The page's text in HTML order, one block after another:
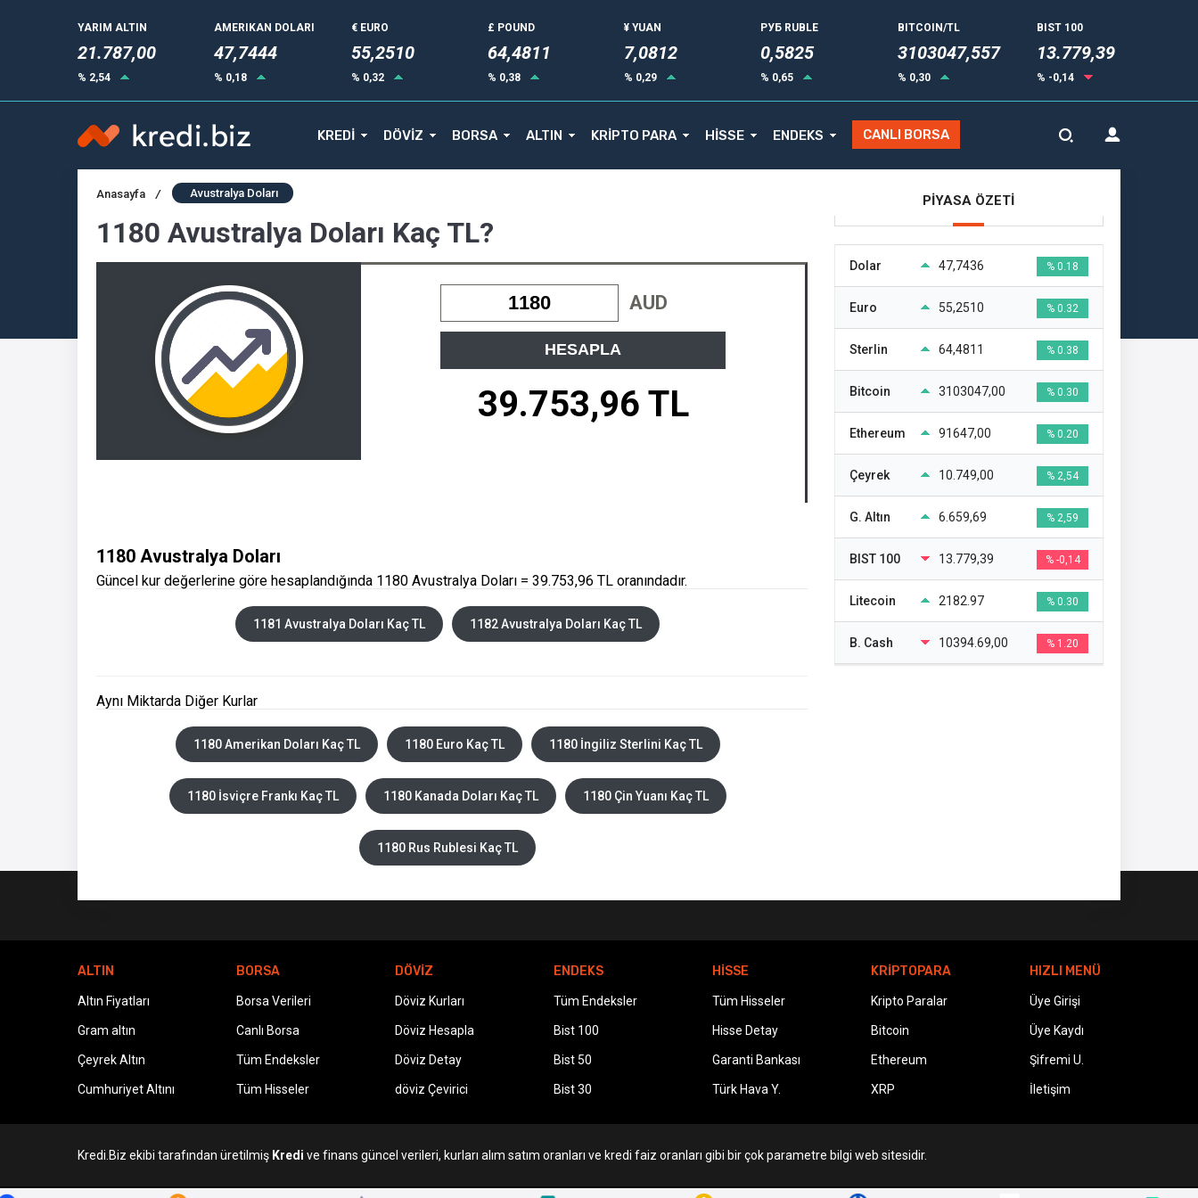
YARIM ALTIN
21.787,00
% 2,54
AMERIKAN DOLARI
47,7444
% 0,18
€ EURO
55,2510
% 0,32
£ POUND
64,4811
% 0,38
¥ YUAN
7,0812
% 0,29
РУБ RUBLE
0,5825
% 0,65
BITCOIN/TL
3103047,557
% 0,30
BIST 100
13.779,39
% -0,14
KREDİ DÖVİZ BORSA ALTIN KRİPTO PARA HİSSE ENDEKS CANLI BORSA
Anasayfa / Avustralya Doları
1180 Avustralya Doları Kaç TL?
AUD
HESAPLA
39.753,96 TL
1180 Avustralya Doları
Güncel kur değerlerine göre hesaplandığında 1180 Avustralya Doları = 39.753,96 TL oranındadır.
1181 Avustralya Doları Kaç TL 1182 Avustralya Doları Kaç TL
Aynı Miktarda Diğer Kurlar
1180 Amerikan Doları Kaç TL 1180 Euro Kaç TL 1180 İngiliz Sterlini Kaç TL
1180 İsviçre Frankı Kaç TL 1180 Kanada Doları Kaç TL 1180 Çin Yuanı Kaç TL
1180 Rus Rublesi Kaç TL
PİYASA ÖZETİ
Dolar 47,7436 % 0.18
Euro 55,2510 % 0.32
Sterlin 64,4811 % 0.38
Bitcoin 3103047,00 % 0.30
Ethereum 91647,00 % 0.20
Çeyrek 10.749,00 % 2,54
G. Altın 6.659,69 % 2,59
BIST 100 13.779,39 % -0,14
Litecoin 2182.97 % 0.30
B. Cash 10394.69,00 % 1.20
ALTIN
Altın Fiyatları
Gram altın
Çeyrek Altın
Cumhuriyet Altını
BORSA
Borsa Verileri
Canlı Borsa
Tüm Endeksler
Tüm Hisseler
DÖVİZ
Döviz Kurları
Döviz Hesapla
Döviz Detay
döviz Çevirici
ENDEKS
Tüm Endeksler
Bist 100
Bist 50
Bist 30
HİSSE
Tüm Hisseler
Hisse Detay
Garanti Bankası
Türk Hava Y.
KRİPTOPARA
Kripto Paralar
Bitcoin
Ethereum
XRP
HIZLI MENÜ
Üye Girişi
Üye Kaydı
Şifremi U.
İletişim
Kredi.Biz ekibi tarafından üretilmiş Kredi ve finans güncel verileri, kurları alım satım oranları ve kredi faiz oranları gibi bir çok parametre bilgi web sitesidir.